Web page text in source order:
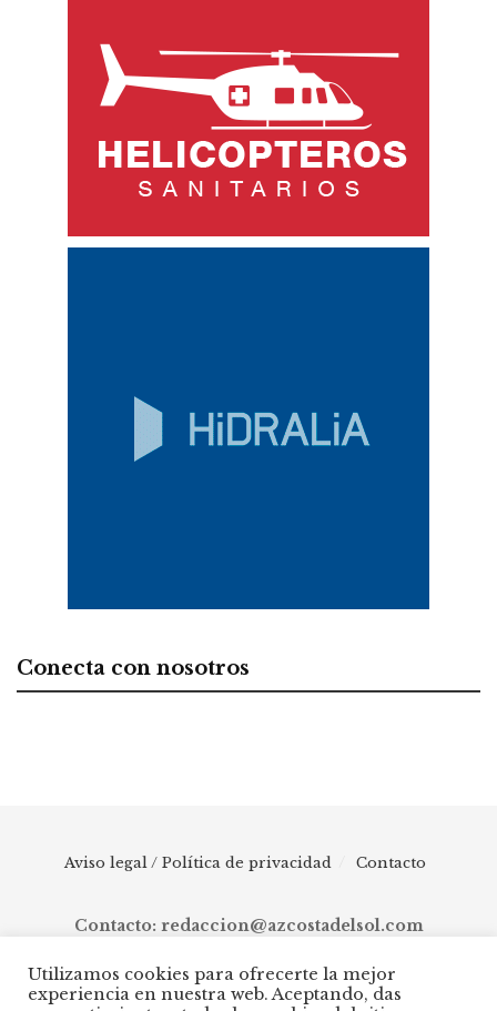
Conecta con nosotros
Aviso legal / Política de privacidad Contacto
Contacto: redaccion@azcostadelsol.com
© 2025 AZ Costa del Sol - Diario digital de Málaga capital hasta
Utilizamos cookies para ofrecerte la mejor
experiencia en nuestra web. Aceptando, das